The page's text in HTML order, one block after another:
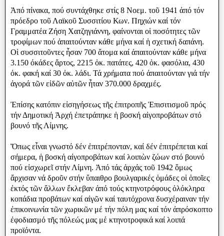
Ἀπό πίνακα, πού συντάχθηκε στίς 8 Νοεμ. τοῦ 1941 ἀπό τόν
πρόεδρο τοῦ Λαϊκοῦ Συσσιτίου Κων. Πηχιών καί τόν
Γραμματέα Ζήση Χατζηγιάννη, φαίνονται οἱ ποσότητες τῶν
τροφίμων πού ἀπαιτούνταν κάθε μήνα καί ἡ σχετική δαπάνη.
Οἱ συσσιτοῦντες ἦσαν 700 ἄτομα καί ἀπαιτούνταν κάθε μήνα
3.150 όκάδες ἄρτος, 2215 ὀκ. πατάτες, 420 ὀκ. φασόλια, 430
ὀκ. φακή καί 30 ὀκ. λάδι. Τά χρήματα πού ἀπαιτούνταν γιά τήν
ἀγορά τῶν εἰδῶν αὐτῶν ἦταν 370.000 δραχμές.
Ἐπίσης κατόπιν εἰσηγήσεως τῆς ἐπιτροπῆς Ἐπισιτισμοῦ πρός
τήν Δημοτική Ἀρχή ἐπετράπηκε ἡ βοσκή αἰγοπροβάτων στό
βουνό τῆς Λίμνης.
Ὅπως εἶναι γνωστό δέν ἐπιτρέπονταν, καί δέν ἐπιτρέπεται καί
σήμερα, ἡ βοσκή αἰγοπροβάτων καί λοιπὼν ζώων στό βουνό
πού εἰσχωρεῖ στήν Λίμνη. Ἀπό τάς ἀρχάς τοῦ 1942 ὅμως
ἄρχισαν νά δροῦν στήν ὕπαιθρο βουλγαρικές ὁμάδες οἱ ὁποῖες
ἐκτός τῶν ἄλλων ἔκλεβαν ἀπό τούς κτηνοτρόφους ὁλόκληρα
κοπάδια προβάτων καί αἰγῶν καί ταυτόχρονα δυσχέραιναν τήν
ἐπικοινωνία τῶν χωρικῶν μέ τήν πόλη μας καί τόν ἀπρόσκοπτο
ἐφοδιασμό τῆς πόλεώς μας μέ κτηνοτροφικά καί λοιπά
προϊόντα.